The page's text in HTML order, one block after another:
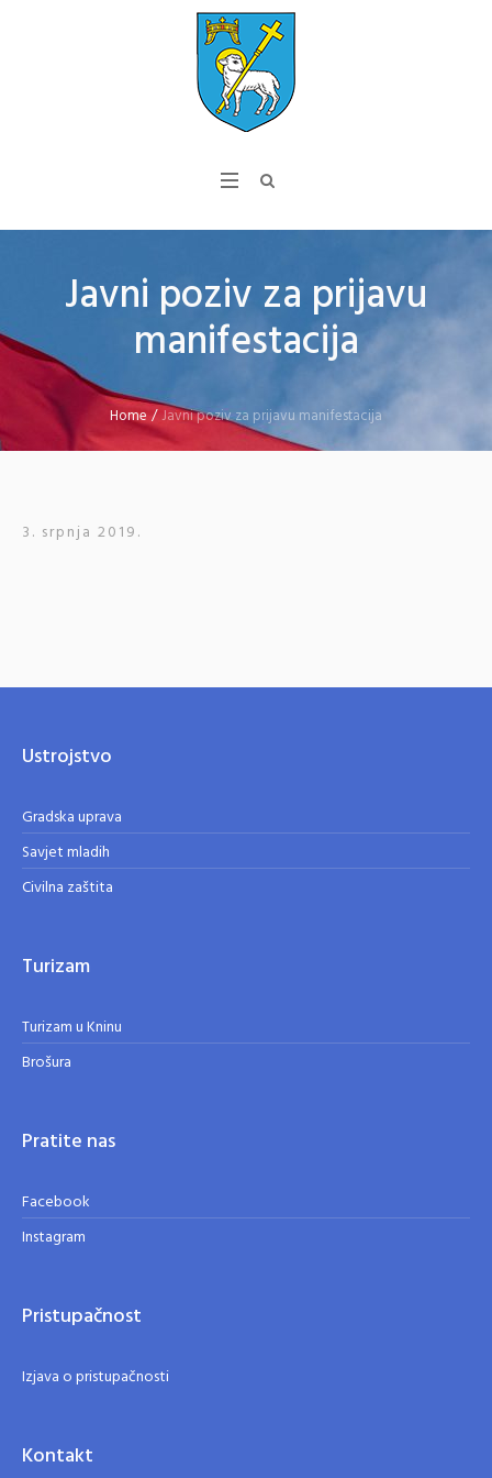
Javni poziv za prijavu
manifestacija
Home /Javni poziv za prijavu manifestacija
3. srpnja 2019.
Ustrojstvo
Gradska uprava
Savjet mladih
Civilna zaštita
Turizam
Turizam u Kninu
Brošura
Pratite nas
Facebook
Instagram
Pristupačnost
Izjava o pristupačnosti
Kontakt